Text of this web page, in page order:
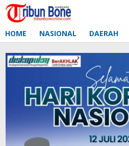
Lewati
ke
HOME NASIONAL DAERAH